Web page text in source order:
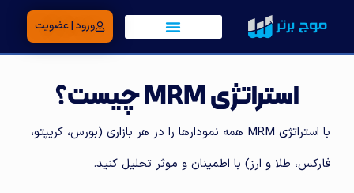
ورود | عضویت
استراتژی MRM چیست؟
با استراتژی MRM همه نمودارها را در هر بازاری (بورس، کریپتو،
فارکس، طلا و ارز) با اطمینان و موثر تحلیل کنید.